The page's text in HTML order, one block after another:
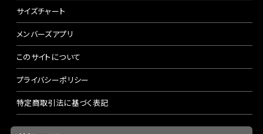
サイズチャート
メンバーズアプリ
このサイトについて
プライバシーポリシー
特定商取引法に基づく表記